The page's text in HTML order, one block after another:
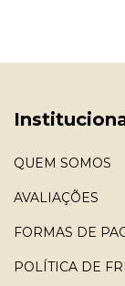
QUEM SOMOS
AVALIAÇÕES
FORMAS DE
POLÍTICA DE